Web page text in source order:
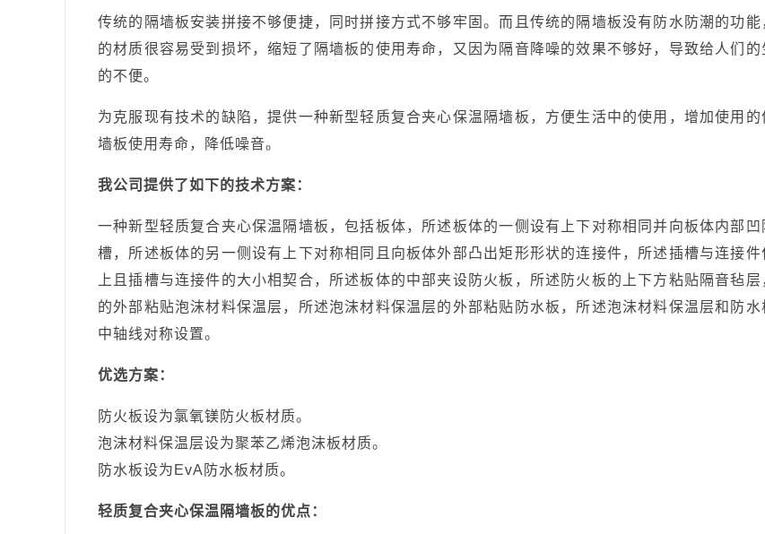
传统的隔墙板安装拼接不够便捷，同时拼接方式不够牢固。而且传统的隔墙板没有防水防潮的功能
的材质很容易受到损坏，缩短了隔墙板的使用寿命，又因为隔音降噪的效果不够好，导致给人们的
的不便。
为克服现有技术的缺陷，提供一种新型轻质复合夹心保温隔墙板，方便生活中的使用，增加使用的
墙板使用寿命，降低噪音。
我公司提供了如下的技术方案：
一种新型轻质复合夹心保温隔墙板，包括板体，所述板体的一侧设有上下对称相同并向板体内部
槽，所述板体的另一侧设有上下对称相同且向板体外部凸出矩形形状的连接件，所述插槽与连接件
上且插槽与连接件的大小相契合，所述板体的中部夹设防火板，所述防火板的上下方粘贴隔音毡
的外部粘贴泡沫材料保温层，所述泡沫材料保温层的外部粘贴防水板，所述泡沫材料保温层和防水
中轴线对称设置。
优选方案：
防火板设为氯氧镁防火板材质。
泡沫材料保温层设为聚苯乙烯泡沫板材质。
防水板设为EvA防水板材质。
轻质复合夹心保温隔墙板的优点：